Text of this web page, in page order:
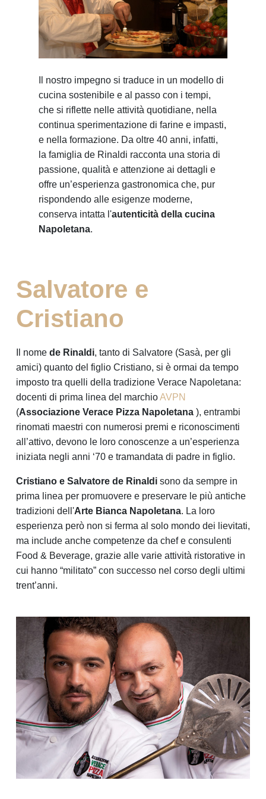
Il nostro impegno si traduce in un modello di
cucina sostenibile e al passo con i tempi,
che si riflette nelle attività quotidiane, nella
continua sperimentazione di farine e impasti,
e nella formazione. Da oltre 40 anni, infatti,
la famiglia de Rinaldi racconta una storia di
passione, qualità e attenzione ai dettagli e
offre un’esperienza gastronomica che, pur
rispondendo alle esigenze moderne,
conserva intatta l'autenticità della cucina
Napoletana.
Salvatore e
Cristiano
Il nome de Rinaldi, tanto di Salvatore (Sasà, per gli
amici) quanto del figlio Cristiano, si è ormai da tempo
imposto tra quelli della tradizione Verace Napoletana:
docenti di prima linea del marchioAVPN
(Associazione Verace Pizza Napoletana ), entrambi
rinomati maestri con numerosi premi e riconoscimenti
all’attivo, devono le loro conoscenze a un’esperienza
iniziata negli anni ‘70 e tramandata di padre in figlio.
Cristiano e Salvatore de Rinaldi sono da sempre in
prima linea per promuovere e preservare le più antiche
tradizioni dell'Arte Bianca Napoletana. La loro
esperienza però non si ferma al solo mondo dei lievitati,
ma include anche competenze da chef e consulenti
Food & Beverage, grazie alle varie attività ristorative in
cui hanno “militato” con successo nel corso degli ultimi
trent’anni.